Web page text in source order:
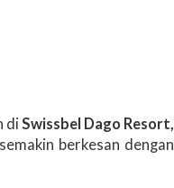
di Swissbel Dago Resort,
berkesan dengan